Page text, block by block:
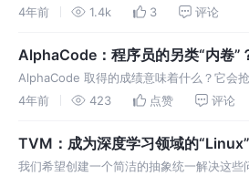
显然，头部厂商都在推进现有芯片设计和制
4年前 1.4k 3 评论
AlphaCode：程序员的另类“内卷”
AlphaCode 取得的成绩意味着什么？它会
础科学领域，AI 发挥了怎样的作用？该如何
4年前 423 点赞 评论
TVM：成为深度学习领域的“Linux”
我们希望创建一个简洁的抽象统一解决这些